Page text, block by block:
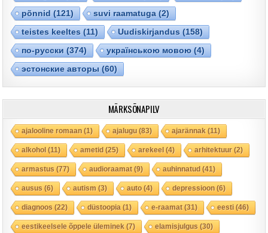
põnnid (121) suvi raamatuga (2)
teistes keeltes (11) Uudiskirjandus (158)
по-русски (374) українською мовою (4)
эстонские авторы (60)
MÄRKSÕNAPILV
ajalooline romaan(1) ajalugu(83) ajarännak (11)
alkohol(11) ametid(25) arekeel(4) arhitektuur(2)
armastus (77) audioraamat(9) auhinnatud(41)
ausus (6) autism (3) auto(4) depressioon(6)
diagnoos (22) düstoopia (1) e-raamat(31) eesti(46)
eestikeelsele õppele üleminek (7) elamisjulgus (30)